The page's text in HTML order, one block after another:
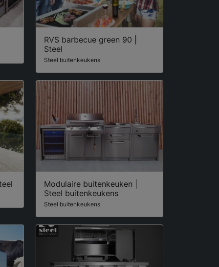
RVS barbecue green 90 |
Steel
Steel buitenkeukens
Modulaire buitenkeuken |
Steel buitenkeukens
Steel buitenkeukens